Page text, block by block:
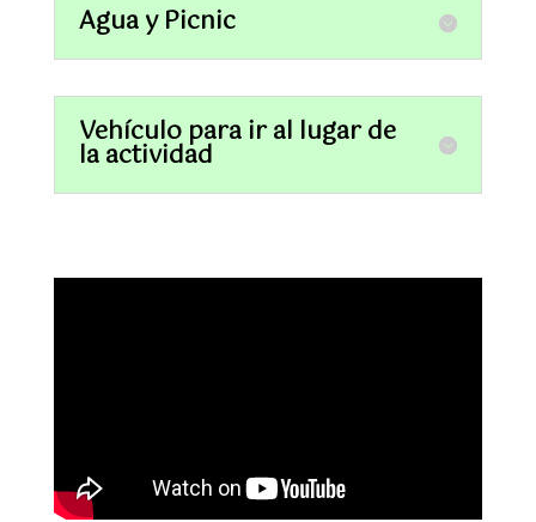
Agua y Picnic
Vehículo para ir al lugar de
la actividad